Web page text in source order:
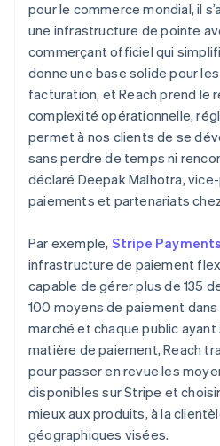
pour le commerce mondial, il
une infrastructure de pointe
commerçant officiel qui
donne une base solide pour
facturation, et Reach prend le
complexité opérationnelle,
permet à nos clients de se
sans perdre de temps ni
déclaré Deepak Malhotra,
paiements et partenariats
Par exemple, Stripe Payments
infrastructure de paiement
capable de gérer plus de 135
100 moyens de paiement
marché et chaque public
matière de paiement, Reach
pour passer en revue les
disponibles sur Stripe et
mieux aux produits, à la
géographiques visées.